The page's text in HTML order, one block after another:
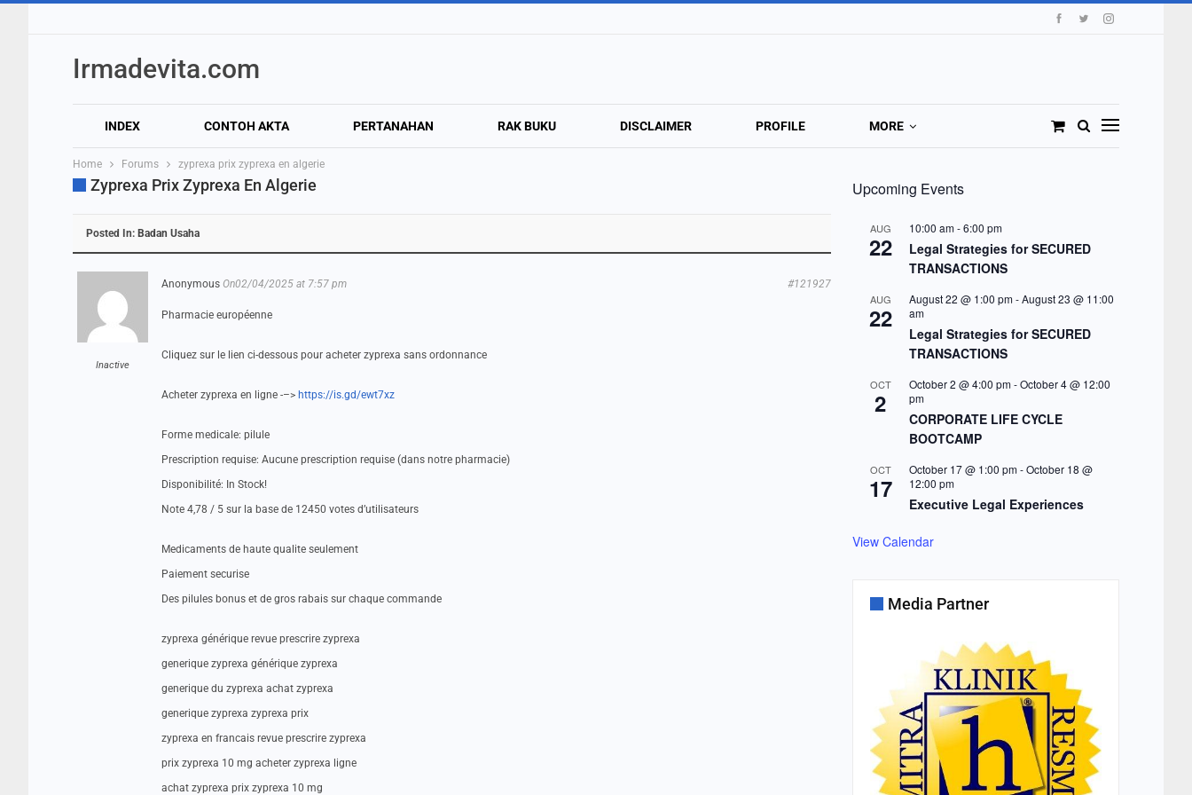
Irmadevita.com
INDEX CONTOH AKTA PERTANAHAN RAK BUKU DISCLAIMER PROFILE MORE
Home Forums zyprexa prix zyprexa en algerie
Zyprexa Prix Zyprexa En Algerie
Posted In: Badan Usaha
Inactive
Anonymous On02/04/2025 at 7:57 pm #121927
Pharmacie européenne
Cliquez sur le lien ci-dessous pour acheter zyprexa sans ordonnance
Acheter zyprexa en ligne -–> https://is.gd/ewt7xz
Forme medicale: pilule
Prescription requise: Aucune prescription requise (dans notre pharmacie)
Disponibilité: In Stock!
Note 4,78 / 5 sur la base de 12450 votes d’utilisateurs
Medicaments de haute qualite seulement
Paiement securise
Des pilules bonus et de gros rabais sur chaque commande
zyprexa générique revue prescrire zyprexa
generique zyprexa générique zyprexa
generique du zyprexa achat zyprexa
generique zyprexa zyprexa prix
zyprexa en francais revue prescrire zyprexa
prix zyprexa 10 mg acheter zyprexa ligne
achat zyprexa prix zyprexa 10 mg
Upcoming Events
AUG
22
10:00 am-6:00 pm
Legal Strategies for SECURED
TRANSACTIONS
AUG
22
August 22 @ 1:00 pm-August 23 @ 11:00
am
Legal Strategies for SECURED
TRANSACTIONS
OCT
2
October 2 @ 4:00 pm-October 4 @ 12:00
pm
CORPORATE LIFE CYCLE
BOOTCAMP
OCT
17
October 17 @ 1:00 pm-October 18 @
12:00 pm
Executive Legal Experiences
View Calendar
Media Partner